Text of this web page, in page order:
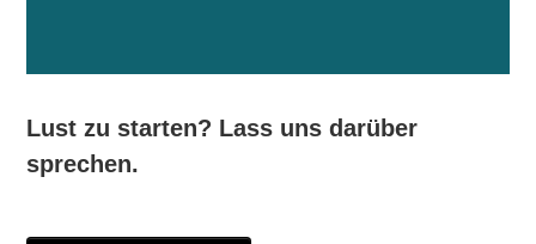
Lust zu starten? Lass uns darüber
sprechen.